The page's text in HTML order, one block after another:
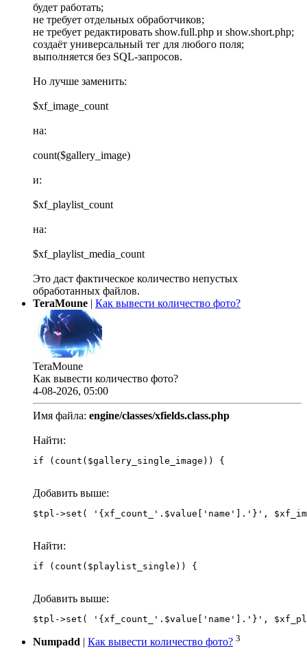
будет работать;
не требует отдельных обработчиков;
не требует редактировать show.full.php и show.short.php;
создаёт универсальный тег для любого поля;
выполняется без SQL-запросов.
Но лучше заменить:
$xf_image_count
на:
count($gallery_image)
и:
$xf_playlist_count
на:
$xf_playlist_media_count
Это даст фактическое количество непустых
обработанных файлов.
TeraMoune | Как вывести количество фото?
TeraMoune
Как вывести количество фото?
4-08-2026, 05:00
Имя файла: engine/classes/xfields.class.php
Найти:
if (count($gallery_single_image)) {
Добавить выше:
Найти:
if (count($playlist_single)) {
Добавить выше:
Numpadd | Как вывести количество фото? 3